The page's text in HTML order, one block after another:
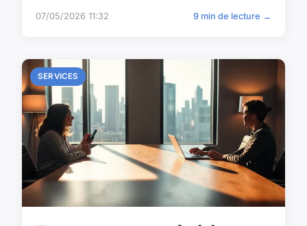
07/05/2026 11:32 9 min de lecture →
SERVICES